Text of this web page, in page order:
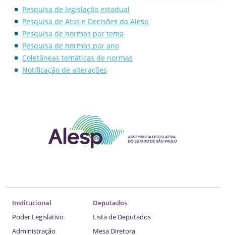
Pesquisa de legislação estadual
Pesquisa de Atos e Decisões da Alesp
Pesquisa de normas por tema
Pesquisa de normas por ano
Coletâneas temáticas de normas
Notificação de alterações
Institucional
Poder Legislativo
Administração
Deputados
Lista de Deputados
Mesa Diretora